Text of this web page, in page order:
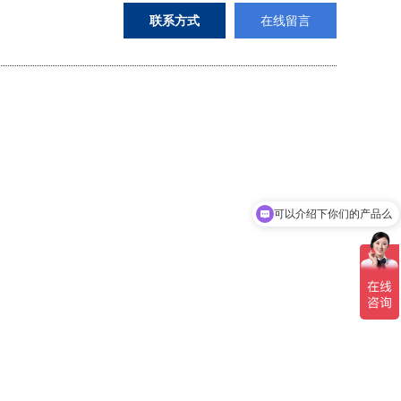
联系方式 在线留言
可以介绍下你们的产品么